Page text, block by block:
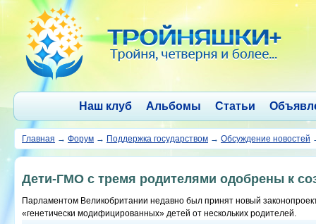
Наш клуб Альбомы Статьи
Главная → Форум → Поддержка государством → Обсуждение новостей
Дети-ГМО с тремя родителями одобрены к
Парламентом Великобритании недавно был принят новый
«генетически модифицированных» детей от нескольких родителей.